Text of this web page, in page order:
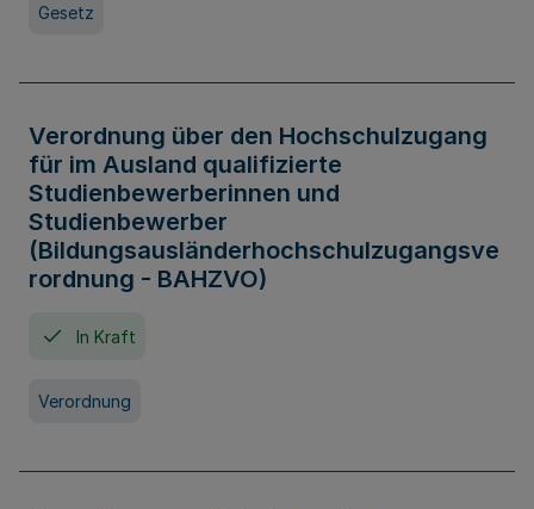
Gesetz
Verordnung über den Hochschulzugang
für im Ausland qualifizierte
Studienbewerberinnen und
Studienbewerber
(Bildungsausländerhochschulzugangsve
rordnung - BAHZVO)
In Kraft
Verordnung